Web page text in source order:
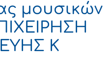
μουσικών
Κ